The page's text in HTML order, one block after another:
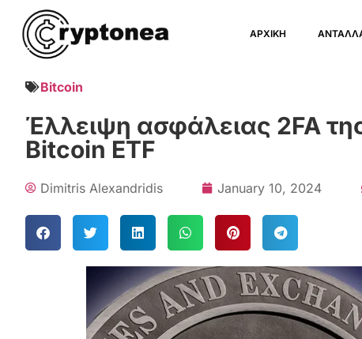
ΑΡΧΙΚΗ
Bitcoin
Έλλειψη ασφάλειας 2FA
Bitcoin ETF
Dimitris Alexandridis January 10, 2024